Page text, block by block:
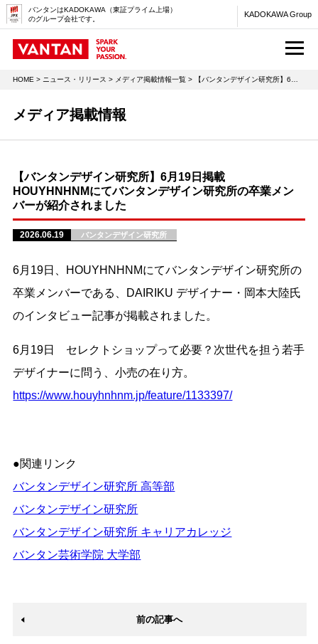
バンタンはKADOKAWA（東証プライム上場）
のグループ会社です。
KADOKAWA Group
HOME > ニュース・リリース > メディア掲載情報一覧 > 【バンタンデザイン研究所】6月19日掲載 HOUYHNHNMにてバンタンデザイン研究所の卒業メンバーが紹介されました
メディア掲載情報
【バンタンデザイン研究所】6月19日掲載
HOUYHNHNMにてバンタンデザイン研究所の卒業メン
バーが紹介されました
2026.06.19 バンタンデザイン研究所
6月19日、HOUYHNHNMにてバンタンデザイン研究所の
卒業メンバーである、DAIRIKU デザイナー・岡本大陸氏
のインタビュー記事が掲載されました。
6月19日 セレクトショップって必要？次世代を担う若手
デザイナーに問う、小売の在り方。
https://www.houyhnhnm.jp/feature/1133397/
●関連リンク
バンタンデザイン研究所 高等部
バンタンデザイン研究所
バンタンデザイン研究所 キャリアカレッジ
バンタン芸術学院 大学部
前の記事へ